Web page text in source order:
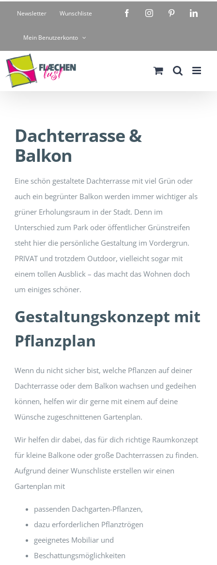
springen
Newsletter Wunschliste
Mein Benutzerkonto
FacebookInstagramPinterest
Dachterrasse &
Balkon
Eine schön gestaltete Dachterrasse mit viel Grün oder
auch ein begrünter Balkon werden immer wichtiger als
grüner Erholungsraum in der Stadt. Denn im
Unterschied zum Park oder öffentlicher Grünstreifen
steht hier die persönliche Gestaltung im Vordergrun.
PRIVAT und trotzdem Outdoor, vielleicht sogar mit
einem tollen Ausblick – das macht das Wohnen doch
um einiges schöner.
Gestaltungskonzept mit
Pflanzplan
Wenn du nicht sicher bist, welche Pflanzen auf deiner
Dachterrasse oder dem Balkon wachsen und gedeihen
können, helfen wir dir gerne mit einem auf deine
Wünsche zugeschnittenen Gartenplan.
Wir helfen dir dabei, das für dich richtige Raumkonzept
für kleine Balkone oder große Dachterrassen zu finden.
Aufgrund deiner Wunschliste erstellen wir einen
Gartenplan mit
passenden Dachgarten-Pflanzen,
dazu erforderlichen Pflanztrögen
geeignetes Mobiliar und
Beschattungsmöglichkeiten